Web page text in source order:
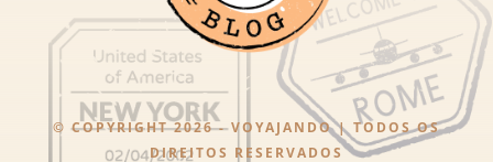
© COPYRIGHT 2026 - VOYAJANDO | TODOS OS
DIREITOS RESERVADOS